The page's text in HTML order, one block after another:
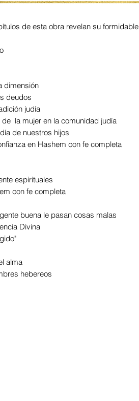
de esta obra revelan su formidable
dimensión
deudos
judía
la mujer en la comunidad judía
de nuestros hijos
en Hashem con fe completa
espirituales
con fe completa
buena le pasan cosas malas
Divina
alma
hebereos